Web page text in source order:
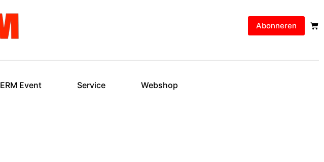
Abonneren
ERM Event Service Webshop